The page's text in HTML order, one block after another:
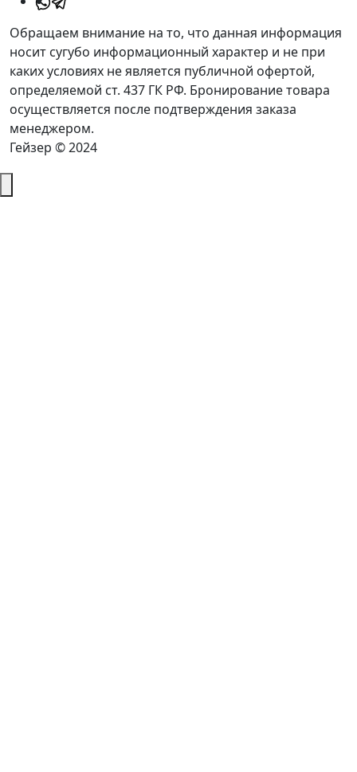
Обращаем внимание на то, что данная информация
носит сугубо информационный характер и не при
каких условиях не является публичной офертой,
определяемой ст. 437 ГК РФ. Бронирование товара
осуществляется после подтверждения заказа
менеджером.
Гейзер © 2024